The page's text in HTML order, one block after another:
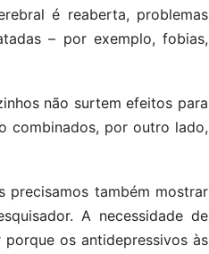
é reaberta, problemas
– por exemplo, fobias,
não surtem efeitos para
combinados, por outro lado,
precisamos também mostrar
A necessidade de
os antidepressivos às